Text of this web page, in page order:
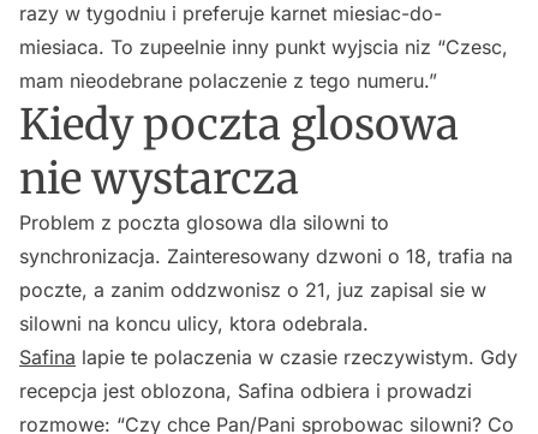
razy w tygodniu i preferuje karnet miesiac-do-
miesiaca. To zupeelnie inny punkt wyjscia niz “Czesc,
mam nieodebrane polaczenie z tego numeru.”
Kiedy poczta glosowa
nie wystarcza
Problem z poczta glosowa dla silowni to
synchronizacja. Zainteresowany dzwoni o 18, trafia na
poczte, a zanim oddzwonisz o 21, juz zapisal sie w
silowni na koncu ulicy, ktora odebrala.
Safina lapie te polaczenia w czasie rzeczywistym. Gdy
recepcja jest oblozona, Safina odbiera i prowadzi
rozmowe: “Czy chce Pan/Pani sprobowac silowni? Co